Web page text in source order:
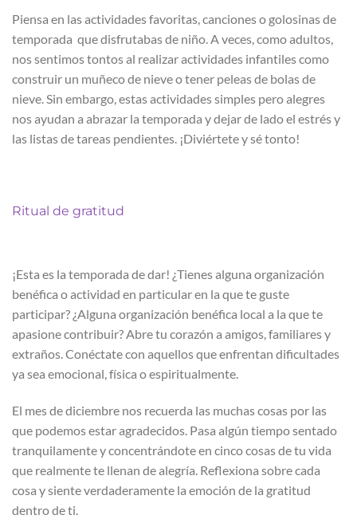
Piensa en las actividades favoritas, canciones o golosinas de
temporada que disfrutabas de niño. A veces, como adultos,
nos sentimos tontos al realizar actividades infantiles como
construir un muñeco de nieve o tener peleas de bolas de
nieve. Sin embargo, estas actividades simples pero alegres
nos ayudan a abrazar la temporada y dejar de lado el estrés y
las listas de tareas pendientes. ¡Diviértete y sé tonto!
Ritual de gratitud
¡Esta es la temporada de dar! ¿Tienes alguna organización
benéfica o actividad en particular en la que te guste
participar? ¿Alguna organización benéfica local a la que te
apasione contribuir? Abre tu corazón a amigos, familiares y
extraños. Conéctate con aquellos que enfrentan dificultades
ya sea emocional, física o espiritualmente.
El mes de diciembre nos recuerda las muchas cosas por las
que podemos estar agradecidos. Pasa algún tiempo sentado
tranquilamente y concentrándote en cinco cosas de tu vida
que realmente te llenan de alegría. Reflexiona sobre cada
cosa y siente verdaderamente la emoción de la gratitud
dentro de ti.